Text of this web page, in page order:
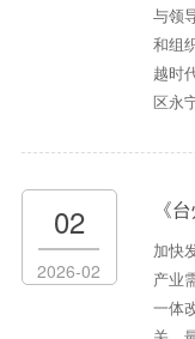
与领
和组
越时
区永
02
2026-02
《台州
加快
产业
一体